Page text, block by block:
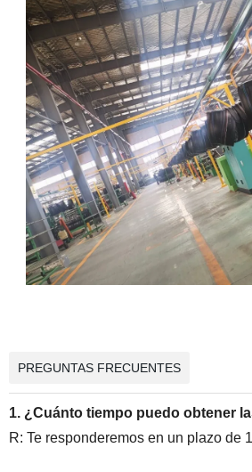
PREGUNTAS FRECUENTES
1. ¿Cuánto tiempo puedo obtener
R: Te responderemos en un plazo de